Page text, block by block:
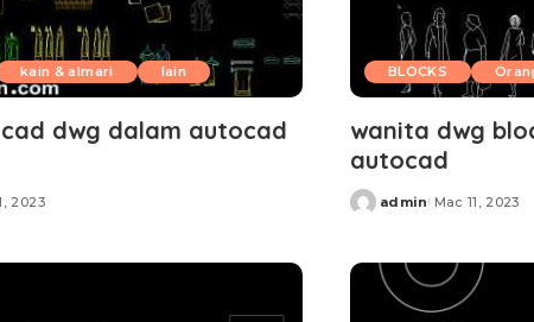
kain & almari lain
dwg dalam autocad
2023
BLOCKS
wanita dwg
autocad
Posted
admin Mac 11, 2023